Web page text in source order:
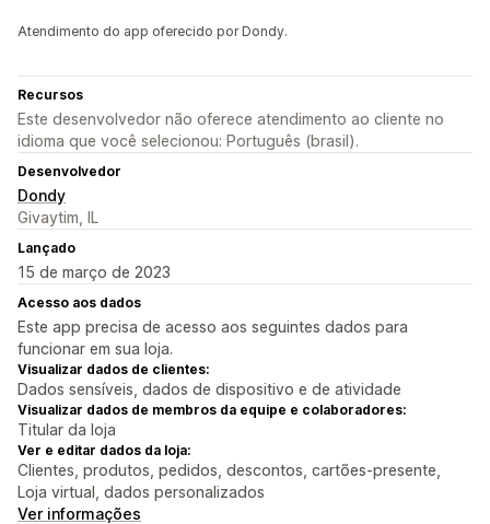
Atendimento do app oferecido por Dondy.
Recursos
Este desenvolvedor não oferece atendimento ao cliente no
idioma que você selecionou: Português (brasil).
Desenvolvedor
Dondy
Givaytim, IL
Lançado
15 de março de 2023
Acesso aos dados
Este app precisa de acesso aos seguintes dados para
funcionar em sua loja.
Visualizar dados de clientes:
Dados sensíveis, dados de dispositivo e de atividade
Visualizar dados de membros da equipe e colaboradores:
Titular da loja
Ver e editar dados da loja:
Clientes, produtos, pedidos, descontos, cartões-presente,
Loja virtual, dados personalizados
Ver informações